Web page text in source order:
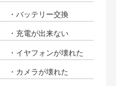
・バッテリー交換
・充電が出来ない
・イヤフォンが壊れた
・カメラが壊れた